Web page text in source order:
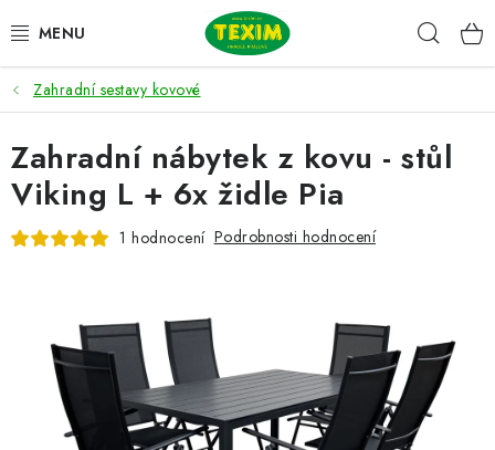
na
ZAHRADNÍ SESTAVY
ŽIDLE
STOLY
LEHÁTKA
POLSTRY
DOPLŇKY
Zahradní sestavy kovové
Zahradní nábytek z kovu - stůl
Viking L + 6x židle Pia
1 hodnocení Podrobnosti hodnocení